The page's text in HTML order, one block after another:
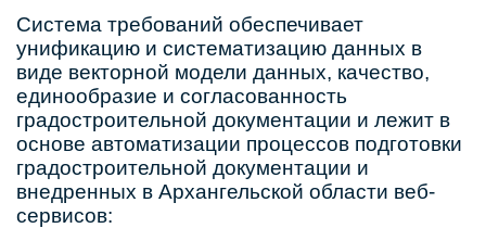
Система требований обеспечивает
унификацию и систематизацию данных в
виде векторной модели данных, качество,
единообразие и согласованность
градостроительной документации и лежит в
основе автоматизации процессов подготовки
градостроительной документации и
внедренных в Архангельской области веб-
сервисов: